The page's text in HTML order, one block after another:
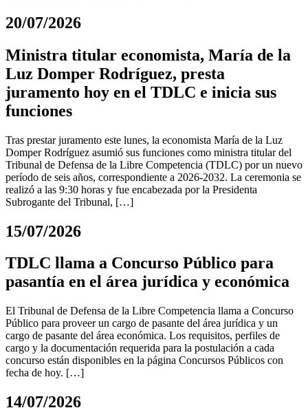
20/07/2026
Ministra titular economista, María de la
Luz Domper Rodríguez, presta
juramento hoy en el TDLC e inicia sus
funciones
Tras prestar juramento este lunes, la economista María de la Luz
Domper Rodríguez asumió sus funciones como ministra titular del
Tribunal de Defensa de la Libre Competencia (TDLC) por un nuevo
período de seis años, correspondiente a 2026-2032. La ceremonia se
realizó a las 9:30 horas y fue encabezada por la Presidenta
Subrogante del Tribunal, […]
15/07/2026
TDLC llama a Concurso Público para
pasantía en el área jurídica y económica
El Tribunal de Defensa de la Libre Competencia llama a Concurso
Público para proveer un cargo de pasante del área jurídica y un
cargo de pasante del área económica. Los requisitos, perfiles de
cargo y la documentación requerida para la postulación a cada
concurso están disponibles en la página Concursos Públicos con
fecha de hoy. […]
14/07/2026